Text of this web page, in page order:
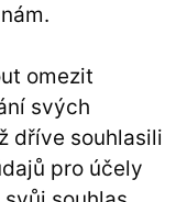
omezit
svých
dříve souhlasili
pro účely